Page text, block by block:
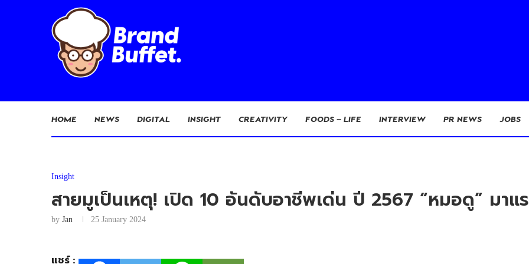
HOME NEWS DIGITAL INSIGHT CREATIVITY FOODS – LIFE INTERVIEW PR NEWS JOBS
Insight
สายมูเป็นเหตุ! เปิด 10 อันดับอาชีพเด่น ปี 2567 “หมอดู” มา
by Jan 25 January 2024
แชร์ :